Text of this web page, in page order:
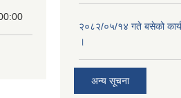
२०८२/०५/१४ गते बसेको
।
अन्य सूचना